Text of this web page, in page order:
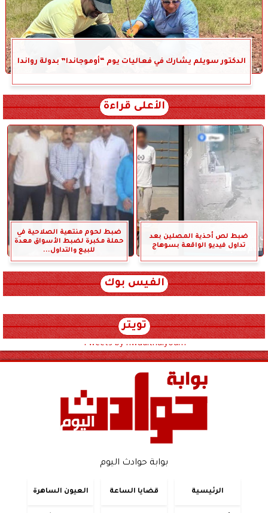
الدكتور سويلم يشارك في فعاليات يوم “أوموجاندا” بدولة رواندا
الأعلى قراءة
ضبط لص أحذية المصلين بعد
تداول فيديو الواقعة بسوهاج
ضبط لحوم منتهية الصلاحية في
حملة مكبرة لضبط الأسواق معدة
للبيع والتداول...
الفيس بوك
تويتر
Tweets by hwadithalyoum
بوابة حوادث اليوم
الرئيسية قضايا الساعة العيون الساهرة